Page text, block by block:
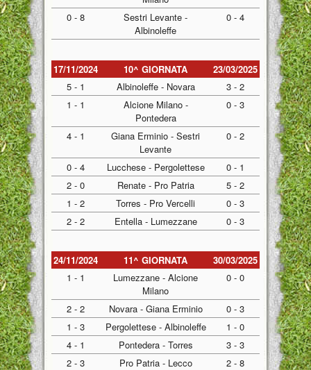
0 - 8
Sestri Levante -
Albinoleffe
0 - 4
17/11/2024 10^ GIORNATA
23/03/2025
5 - 1
Albinoleffe - Novara
3 - 2
1 - 1
Alcione Milano -
Pontedera
0 - 3
4 - 1
Giana Erminio - Sestri
Levante
0 - 2
0 - 4 Lucchese - Pergolettese
0 - 1
2 - 0
Renate - Pro Patria
5 - 2
1 - 2
Torres - Pro Vercelli
0 - 3
2 - 2
Entella - Lumezzane 0 - 3
24/11/2024 11^ GIORNATA
30/03/2025
1 - 1
Lumezzane - Alcione
Milano
0 - 0
2 - 2 Novara - Giana Erminio
0 - 3
1 - 3
Pergolettese - Albinoleffe
1 - 0
4 - 1
Pontedera - Torres
3 - 3
2 - 3
Pro Patria - Lecco
2 - 8